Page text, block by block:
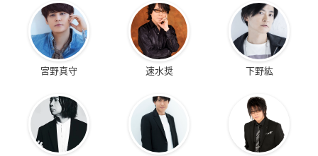
宮野真守 速水奨 下野紘